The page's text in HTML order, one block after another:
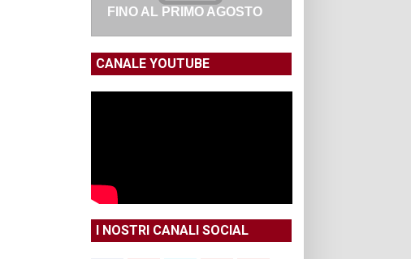
FINO AL PRIMO AGOSTO
CANALE YOUTUBE
I NOSTRI CANALI SOCIAL